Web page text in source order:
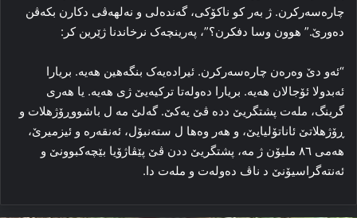
چاره‌سه‌رکرن. ژ به‌ر کو ناکۆکی، گه‌نده‌لی و نه‌لهه‌ڤی دکارن بکه‌ڤن
ده‌ورێ.” هوون وسا دفکرن؟”، په‌رینچه‌ک نرخاندنا ژێرین کر:
“ئه‌و دێ وه‌ره‌ن چاره‌سه‌رکرن. ئیراده‌یه‌ک بنگه‌هین هه‌یه‌. بریارا
ئەبدولا ئۆجالان هه‌یه‌. بریارا ده‌وله‌تا ترکیه‌یێ ژی هه‌یه‌. یا هه‌ری
گرینگ، مله‌ت پشتگریێ دده‌ ڤێ یه‌کێ. گه‌لێ مه‌ ل باشووڕۆژهلات و
ڕۆژهلاتێ ئاناتۆلیایێ، و هه‌ر وه‌ها ل سته‌نبۆل، ئه‌نقه‌ره‌ و ئیزمیرێ،
هه‌می ۸٦ ملیۆن ژ مه‌، پشتگریێ ددن ڤێ پێڤاژۆیا بێچه‌کبوونێ و
ئه‌نته‌گراسیۆنێ د ناڤ ده‌وله‌ت و مله‌ت دا.